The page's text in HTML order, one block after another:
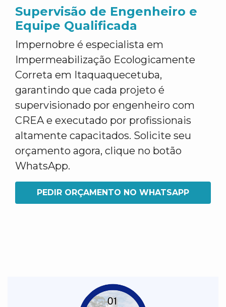
Supervisão de Engenheiro e
Equipe Qualificada
Impernobre é especialista em
Impermeabilização Ecologicamente
Correta em Itaquaquecetuba,
garantindo que cada projeto é
supervisionado por engenheiro com
CREA e executado por profissionais
altamente capacitados. Solicite seu
orçamento agora, clique no botão
WhatsApp.
PEDIR ORÇAMENTO NO WHATSAPP